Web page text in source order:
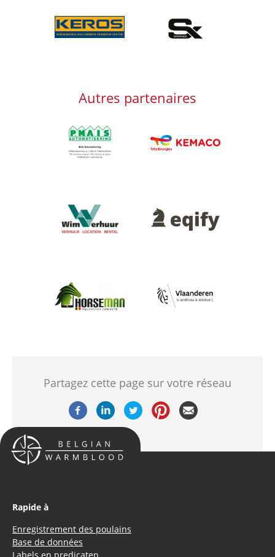
Afbeelding
Afbeelding
Autres partenaires
Afbeelding
Afbeelding
Afbeelding Afbeelding
Afbeelding Afbeelding
Partagez cette page sur votre réseau
Rapide à
Enregistrement des poulains
Base de données